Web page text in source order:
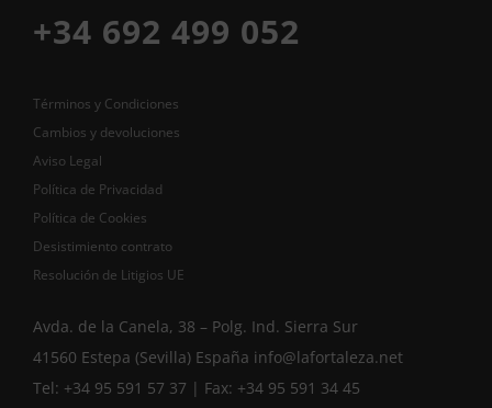
+34 692 499 052
Términos y Condiciones
Cambios y devoluciones
Aviso Legal
Política de Privacidad
Política de Cookies
Desistimiento contrato
Resolución de Litigios UE
Avda. de la Canela, 38 – Polg. Ind. Sierra Sur
41560 Estepa (Sevilla) España info@lafortaleza.net
Tel: +34 95 591 57 37 | Fax: +34 95 591 34 45